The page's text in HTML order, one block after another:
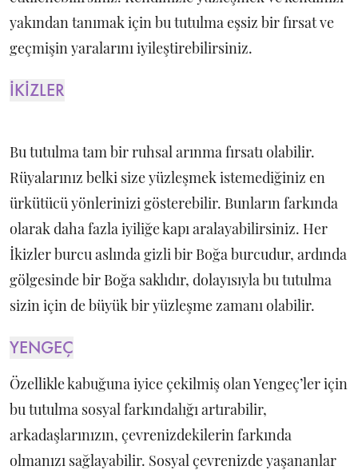
yakından tanımak için bu tutulma eşsiz bir fırsat ve
geçmişin yaralarını iyileştirebilirsiniz.
İKİZLER
Bu tutulma tam bir ruhsal arınma fırsatı olabilir.
Rüyalarınız belki size yüzleşmek istemediğiniz en
ürkütücü yönlerinizi gösterebilir. Bunların farkında
olarak daha fazla iyiliğe kapı aralayabilirsiniz. Her
İkizler burcu aslında gizli bir Boğa burcudur, ardında
gölgesinde bir Boğa saklıdır, dolayısıyla bu tutulma
sizin için de büyük bir yüzleşme zamanı olabilir.
YENGEÇ
Özellikle kabuğuna iyice çekilmiş olan Yengeç’ler için
bu tutulma sosyal farkındalığı artırabilir,
arkadaşlarınızın, çevrenizdekilerin farkında
olmanızı sağlayabilir. Sosyal çevrenizde yaşananlar